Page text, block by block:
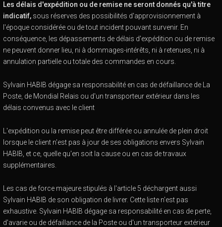
Les délais d'expédition ou de remise ne seront donnés qu'à titre
indicatif, sous réserves des possibilités d'approvisionnement à
l'époque considérée ou de tout incident pouvant survenir. En
conséquence, les dépassements de délais d'expédition ou de remise
ne peuvent donner lieu, ni à dommages-intérêts, ni à retenues, ni à
annulation partielle ou totale des commandes en cours.
Sylvain HABIB dégage sa responsabilité en cas de défaillance de La
Poste, de Mondial Relais ou d'un transporteur extérieur dans les
délais convenus avec le client
L'expédition ou la remise peut être différée ou annulée de plein droit
lorsque le client n'est pas à jour de ses obligations envers Sylvain
HABIB, et ce, quelle qu'en soit la cause ou en cas de travaux
supplémentaires.
Les cas de force majeure stipulés à l'article 5 déchargent aussi
Sylvain HABIB de son obligation de livrer. Cette liste n'est pas
exhaustive. Sylvain HABIB dégage sa responsabilité en cas de perte,
d'avarie ou de défaillance de la Poste ou d'un transporteur extérieur